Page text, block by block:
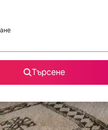
Търсене